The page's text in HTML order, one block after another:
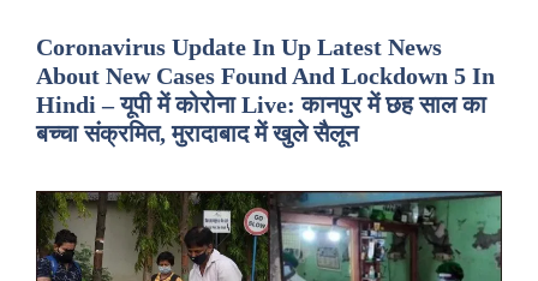
Coronavirus Update In Up Latest News
About New Cases Found And Lockdown 5 In
Hindi – यूपी में कोरोना Live: कानपुर में छह साल का
बच्चा संक्रमित, मुरादाबाद में खुले सैलून